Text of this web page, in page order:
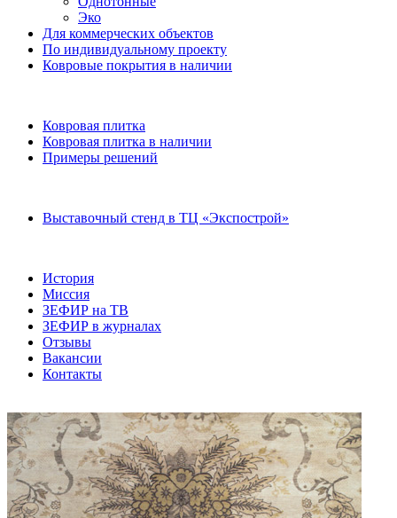
Эко
Для коммерческих объектов
По индивидуальному проекту
Ковровые покрытия в наличии
Ковровая плитка
Ковровая плитка в наличии
Примеры решений
Выставочный стенд в ТЦ «Экспострой»
История
Миссия
ЗЕФИР на ТВ
ЗЕФИР в журналах
Отзывы
Вакансии
Контакты